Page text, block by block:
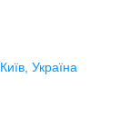
Україна